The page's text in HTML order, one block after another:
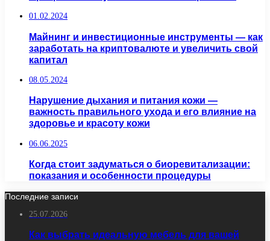
01.02.2024
Майнинг и инвестиционные инструменты — как
заработать на криптовалюте и увеличить свой
капитал
08.05.2024
Нарушение дыхания и питания кожи —
важность правильного ухода и его влияние на
здоровье и красоту кожи
06.06.2025
Когда стоит задуматься о биоревитализации:
показания и особенности процедуры
Последние записи
25.07.2026
Как выбрать идеальную мебель для вашей